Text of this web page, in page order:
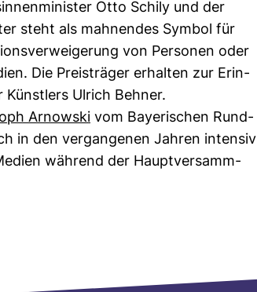
Otto Schily und der
steht als mah­nendes Symbol für
von Per­sonen oder
Die Preis­träger erhalten zur Erin­
Ulrich Behner.
Arnowski vom Baye­ri­schen Rund­
in den ver­gan­genen Jahren intensiv
wäh­rend der Haupt­ver­samm­